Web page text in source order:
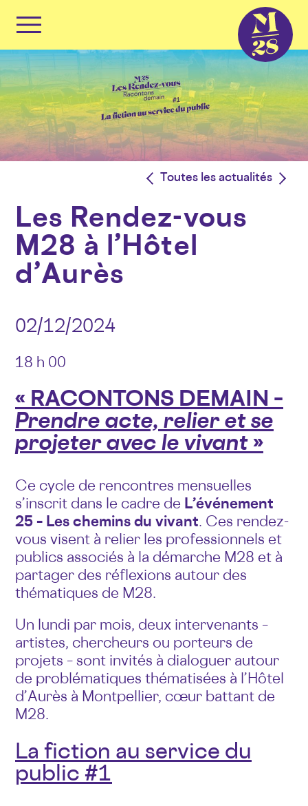
Skip
to
content
Toutes les actualités
Les Rendez-vous
M28 à l’Hôtel
d’Aurès
02/12/2024
18 h 00
« RACONTONS DEMAIN –
Prendre acte, relier et se
projeter avec le vivant»
Ce cycle de rencontres mensuelles
s’inscrit dans le cadre de L’événement
25 – Les chemins du vivant. Ces rendez-
vous visent à relier les professionnels et
publics associés à la démarche M28 et à
partager des réflexions autour des
thématiques de M28.
Un lundi par mois, deux intervenants –
artistes, chercheurs ou porteurs de
projets – sont invités à dialoguer autour
de problématiques thématisées à l’Hôtel
d’Aurès à Montpellier, cœur battant de
M28.
La fiction au service du
public #1